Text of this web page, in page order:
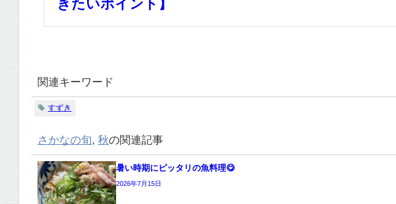
きたいポイント】
関連キーワード
すずき
さかなの旬, 秋の関連記事
暑い時期にピッタリの魚料理😋
2026年7月15日